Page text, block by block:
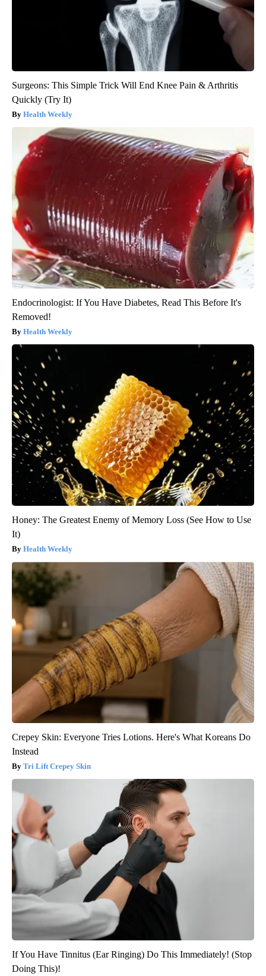
Surgeons: This Simple Trick Will End Knee Pain & Arthritis
Quickly (Try It)
Health Weekly
Endocrinologist: If You Have Diabetes, Read This Before It's
Removed!
Health Weekly
Honey: The Greatest Enemy of Memory Loss (See How to Use
It)
Health Weekly
Crepey Skin: Everyone Tries Lotions. Here's What Koreans Do
Instead
Tri Lift Crepey Skin
If You Have Tinnitus (Ear Ringing) Do This Immediately! (Stop
Doing This)!